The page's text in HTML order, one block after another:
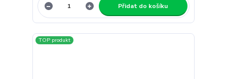
Přidat do košíku
TOP produkt